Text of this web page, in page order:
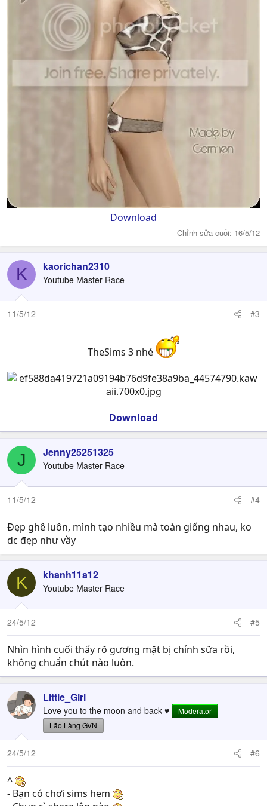
Download
Chỉnh sửa cuối: 16/5/12
K kaorichan2310
Youtube Master Race
11/5/12 #3
TheSims 3 nhé
Download
J Jenny25251325
Youtube Master Race
11/5/12 #4
Đẹp ghê luôn, mình tạo nhiều mà toàn giống nhau, ko
dc đẹp như vầy
K khanh11a12
Youtube Master Race
24/5/12 #5
Nhìn hình cuối thấy rõ gương mặt bị chỉnh sữa rồi,
không chuẩn chút nào luôn.
Little_Girl
Love you to the moon and back ♥
Moderator
Lão Làng GVN
24/5/12 #6
^
- Bạn có chơi sims hem